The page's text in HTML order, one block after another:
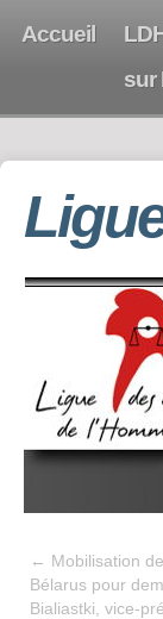
Accueil
sur
← Mobilisation
Bélarus pour
Bialiastki, vice-